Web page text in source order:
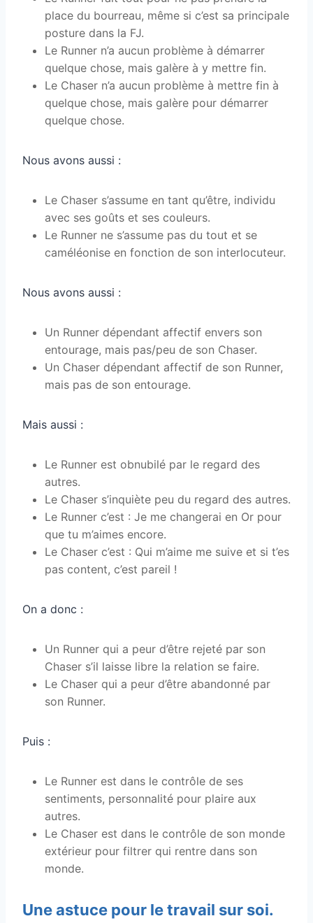
place du bourreau, même si c’est sa principale
posture dans la FJ.
Le Runner n’a aucun problème à démarrer
quelque chose, mais galère à y mettre fin.
Le Chaser n’a aucun problème à mettre fin à
quelque chose, mais galère pour démarrer
quelque chose.
Nous avons aussi :
Le Chaser s’assume en tant qu’être, individu
avec ses goûts et ses couleurs.
Le Runner ne s’assume pas du tout et se
caméléonise en fonction de son interlocuteur.
Nous avons aussi :
Un Runner dépendant affectif envers son
entourage, mais pas/peu de son Chaser.
Un Chaser dépendant affectif de son Runner,
mais pas de son entourage.
Mais aussi :
Le Runner est obnubilé par le regard des
autres.
Le Chaser s’inquiète peu du regard des autres.
Le Runner c’est : Je me changerai en Or pour
que tu m’aimes encore.
Le Chaser c’est : Qui m’aime me suive et si t’es
pas content, c’est pareil !
On a donc :
Un Runner qui a peur d’être rejeté par son
Chaser s’il laisse libre la relation se faire.
Le Chaser qui a peur d’être abandonné par
son Runner.
Puis :
Le Runner est dans le contrôle de ses
sentiments, personnalité pour plaire aux
autres.
Le Chaser est dans le contrôle de son monde
extérieur pour filtrer qui rentre dans son
monde.
Une astuce pour le travail sur soi.